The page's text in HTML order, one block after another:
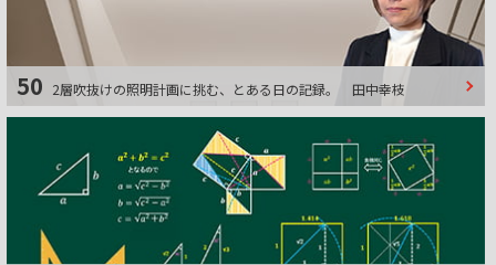
50 2層吹抜けの照明計画に挑む、とある⽇の記録。 ⽥中幸枝